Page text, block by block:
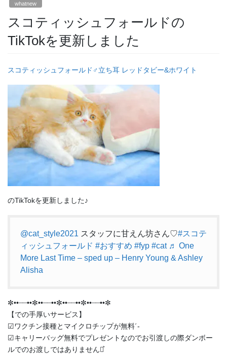
whatnew
スコティッシュフォールドの
TikTokを更新しました
スコティッシュフォールド♂立ち耳 レッドタビー&ホワイト
のTikTokを更新しました♪
@cat_style2021 スタッフに甘えん坊さん♡#スコテ
ィッシュフォールド #おすすめ #fyp #cat ♬ One
More Last Time – sped up – Henry Young & Ashley
Alisha
✼••┈┈••✼••┈┈••✼••┈┈••✼••┈┈••✼
【での手厚いサービス】
︎︎︎︎☑︎ワクチン接種とマイクロチップが無料︎´-
︎︎︎︎☑︎キャリーバッグ無料でプレゼントなのでお引渡しの際ダンボー
ルでのお渡しではありません‪⋆͛